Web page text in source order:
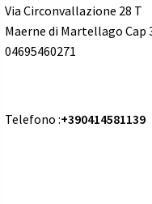
Via Circonvallazione 28 T
Maerne di Martellago Cap
04695460271
Telefono :+390414581139